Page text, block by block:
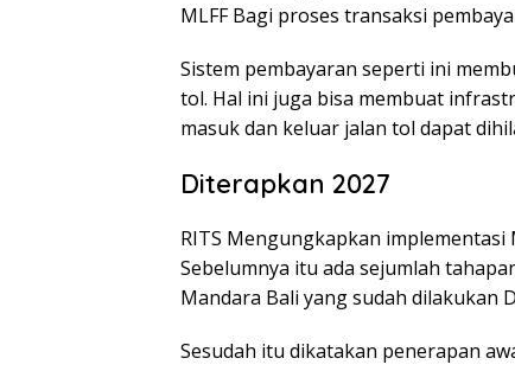
MLFF Bagi proses transaksi
Sistem pembayaran seperti ini
tol. Hal ini juga bisa membuat
masuk dan keluar jalan tol dapat
Diterapkan 2027
RITS Mengungkapkan implementasi
Sebelumnya itu ada sejumlah
Mandara Bali yang sudah dilakukan
Sesudah itu dikatakan penerapan